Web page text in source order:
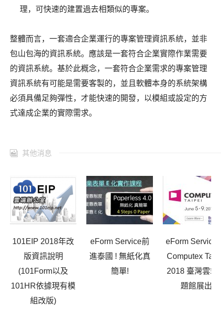
理，可快速的建置過去相類似的專案。
整體而言，一套適合企業運行的專案管理資訊系統，並非
包山包海的資訊系統。應該是一套符合企業實際作業需要
的資訊系統。基於此概念，一套符合企業需求的專案管理
資訊系統有可能是需要客製的，並且軟體本身的系統架構
必須具備足夠彈性，才能快速的開發，以模組或設定的方
式達成企業的實際需求。
其他消息
101EIP 2018年改
版資訊說明
(101Form以及
101HR依據現有模
組改版)
eForm Service前
進泰國 ! 無紙化真
簡單!
eForm Service
Computex
2018 臺灣雲端
題館展出